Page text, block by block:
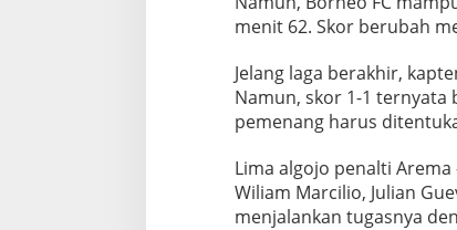
menit 62. Skor berubah
Jelang laga berakhir,
Namun, skor 1-1 ternyata
pemenang harus
Lima algojo penalti
Wiliam Marcilio, Julian
menjalankan tugasnya